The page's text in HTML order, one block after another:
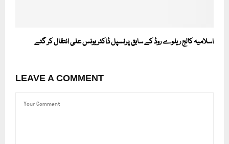
اسلامیہ کالج ریلوے روڈ کے سابق پرنسپل ڈاکٹر یونس علی انتقال کر گئے
LEAVE A COMMENT